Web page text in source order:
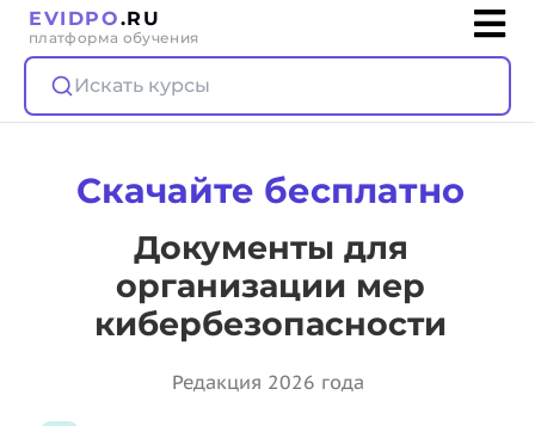
EVIDPO.RU
платформа обучения
Искать курсы
Скачайте бесплатно
Документы для
организации мер
кибербезопасности
Редакция 2026 года